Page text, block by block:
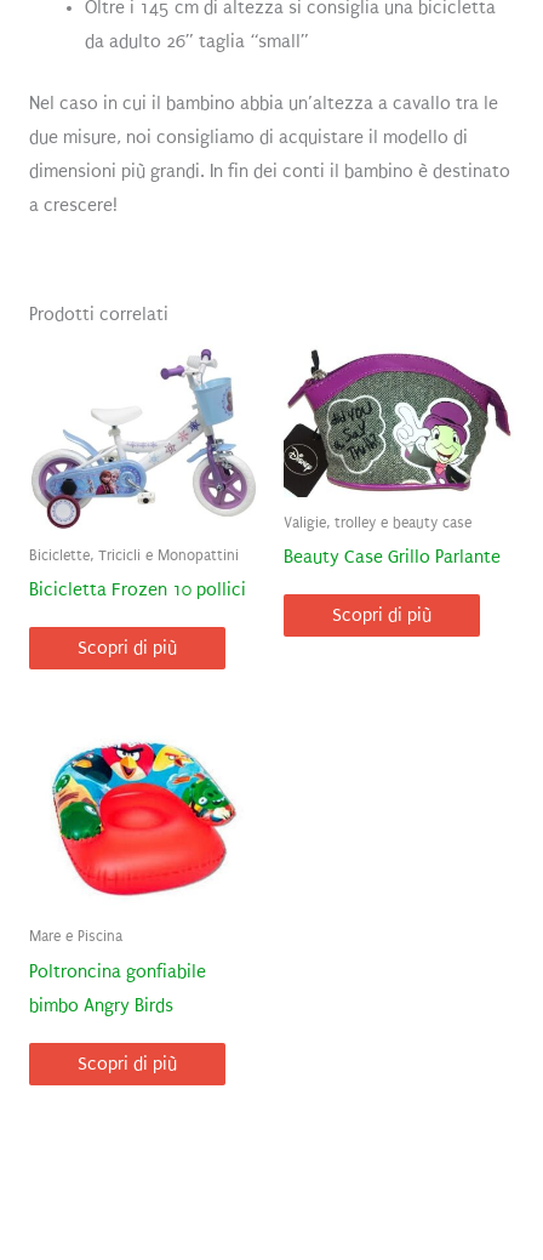
Oltre i 145 cm di altezza si consiglia una bicicletta
da adulto 26” taglia “small”
Nel caso in cui il bambino abbia un’altezza a cavallo tra le
due misure, noi consigliamo di acquistare il modello di
dimensioni più grandi. In fin dei conti il bambino è destinato
a crescere!
Prodotti correlati
Biciclette, Tricicli e Monopattini
Bicicletta Frozen 10 pollici
Scopri di più
Valigie, trolley e beauty case
Beauty Case Grillo Parlante
Scopri di più
Mare e Piscina
Poltroncina gonfiabile
bimbo Angry Birds
Scopri di più